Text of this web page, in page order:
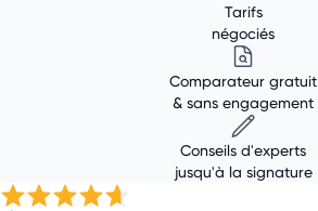
Tarifs
négociés
Comparateur gratuit
& sans engagement
Conseils d'experts
jusqu'à la signature